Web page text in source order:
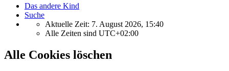
Das andere Kind
Suche
Aktuelle Zeit: 7. August 2026, 15:40
Alle Zeiten sind UTC+02:00
Alle Cookies löschen